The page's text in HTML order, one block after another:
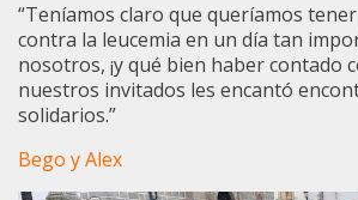
“Teníamos claro que queríamos
contra la leucemia en un día tan
nosotros, ¡y qué bien haber contado
nuestros invitados les encantó
solidarios.”
Bego y Alex